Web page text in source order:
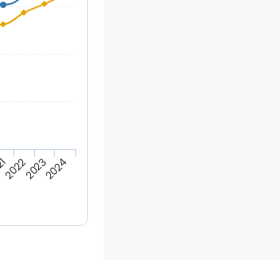
202220232024